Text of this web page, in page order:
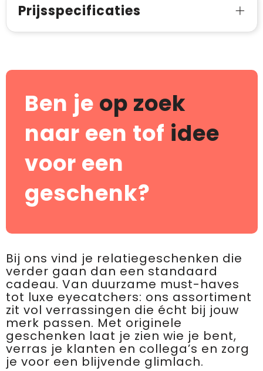
Prijsspecificaties
Ben je op zoek
naar een tof idee
voor een
geschenk?
Bij ons vind je relatiegeschenken die
verder gaan dan een standaard
cadeau. Van duurzame must-haves
tot luxe eyecatchers: ons assortiment
zit vol verrassingen die écht bij jouw
merk passen. Met originele
geschenken laat je zien wie je bent,
verras je klanten en collega’s en zorg
je voor een blijvende glimlach.